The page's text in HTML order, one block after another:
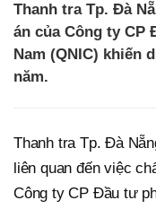
Thanh tra Tp. Đà
án của Công ty CP
Nam (QNIC) khiến
năm.
Thanh tra Tp. Đà
liên quan đến việc
Công ty CP Đầu tư